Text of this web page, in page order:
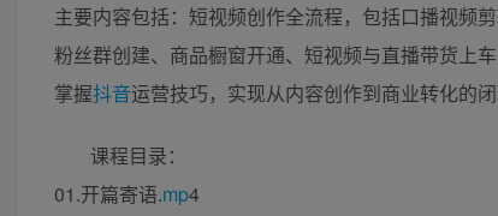
主要内容包括：短视频创作全流程，包括口播视频
粉丝群创建、商品橱窗开通、短视频与直播带货上
掌握抖音运营技巧，实现从内容创作到商业转化的闭
课程目录：
01.开篇寄语.mp4